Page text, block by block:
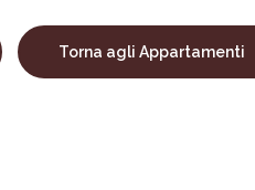
Torna agli Appartamenti